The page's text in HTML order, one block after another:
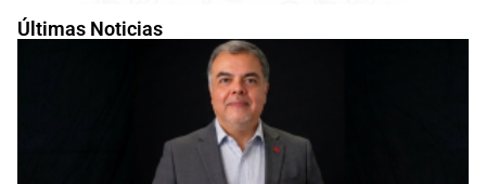
Últimas Noticias